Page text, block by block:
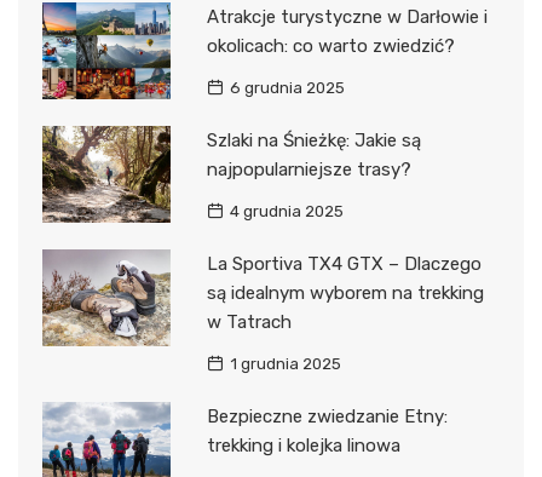
Atrakcje turystyczne w Darłowie i
okolicach: co warto zwiedzić?
6 grudnia 2025
Szlaki na Śnieżkę: Jakie są
najpopularniejsze trasy?
4 grudnia 2025
La Sportiva TX4 GTX – Dlaczego
są idealnym wyborem na trekking
w Tatrach
1 grudnia 2025
Bezpieczne zwiedzanie Etny:
trekking i kolejka linowa